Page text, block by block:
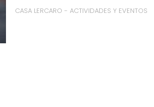
CASA LERCARO - ACTIVIDADES Y EVENTOS